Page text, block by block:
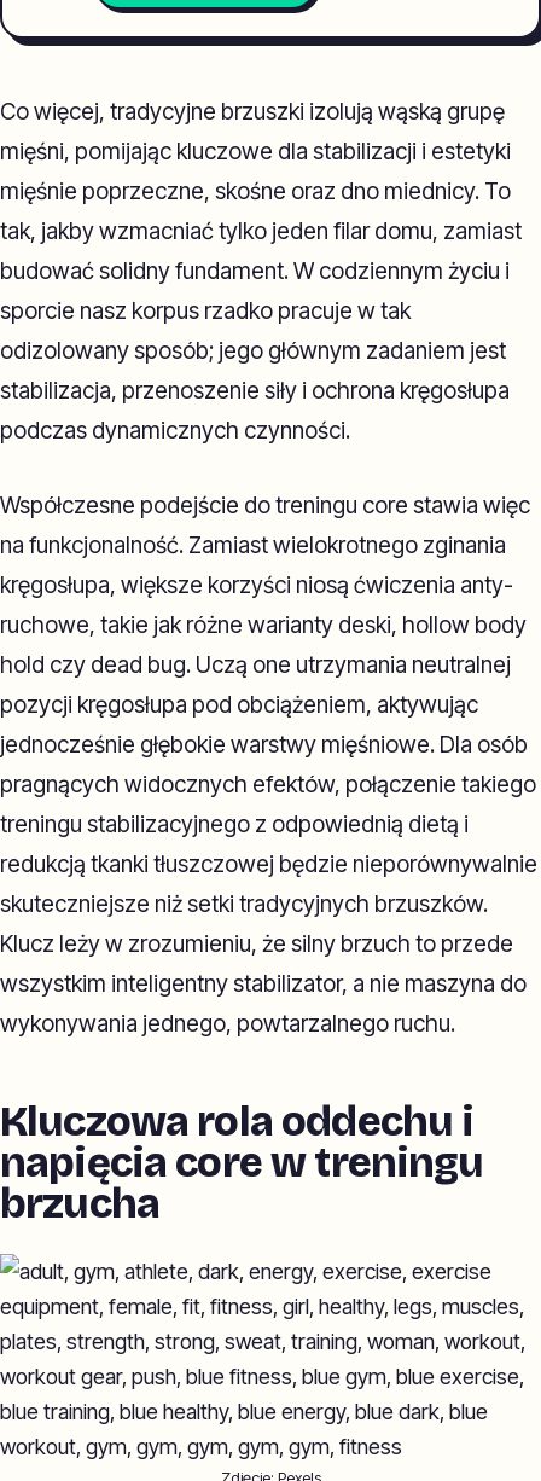
Co więcej, tradycyjne brzuszki izolują wąską grupę
mięśni, pomijając kluczowe dla stabilizacji i estetyki
mięśnie poprzeczne, skośne oraz dno miednicy. To
tak, jakby wzmacniać tylko jeden filar domu, zamiast
budować solidny fundament. W codziennym życiu i
sporcie nasz korpus rzadko pracuje w tak
odizolowany sposób; jego głównym zadaniem jest
stabilizacja, przenoszenie siły i ochrona kręgosłupa
podczas dynamicznych czynności.
Współczesne podejście do treningu core stawia więc
na funkcjonalność. Zamiast wielokrotnego zginania
kręgosłupa, większe korzyści niosą ćwiczenia anty-
ruchowe, takie jak różne warianty deski, hollow body
hold czy dead bug. Uczą one utrzymania neutralnej
pozycji kręgosłupa pod obciążeniem, aktywując
jednocześnie głębokie warstwy mięśniowe. Dla osób
pragnących widocznych efektów, połączenie takiego
treningu stabilizacyjnego z odpowiednią dietą i
redukcją tkanki tłuszczowej będzie nieporównywalnie
skuteczniejsze niż setki tradycyjnych brzuszków.
Klucz leży w zrozumieniu, że silny brzuch to przede
wszystkim inteligentny stabilizator, a nie maszyna do
wykonywania jednego, powtarzalnego ruchu.
Kluczowa rola oddechu i
napięcia core w treningu
brzucha